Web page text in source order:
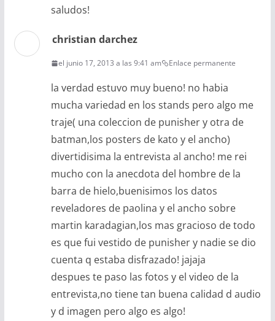
saludos!
christian darchez
el junio 17, 2013 a las 9:41 am Enlace permanente
la verdad estuvo muy bueno! no habia
mucha variedad en los stands pero algo me
traje( una coleccion de punisher y otra de
batman,los posters de kato y el ancho)
divertidisima la entrevista al ancho! me rei
mucho con la anecdota del hombre de la
barra de hielo,buenisimos los datos
reveladores de paolina y el ancho sobre
martin karadagian,los mas gracioso de todo
es que fui vestido de punisher y nadie se dio
cuenta q estaba disfrazado! jajaja
despues te paso las fotos y el video de la
entrevista,no tiene tan buena calidad d audio
y d imagen pero algo es algo!